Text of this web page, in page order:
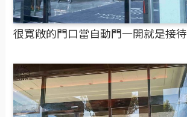
很寬敞的門口當自動門一開就是接待